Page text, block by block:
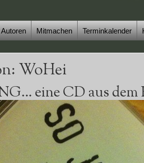
Autoren Mitmachen Terminkalender
WoHei
eine CD aus dem